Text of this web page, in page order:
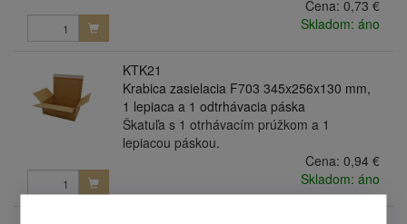
Cena: 0,73 €
Skladom: áno
KTK21
Krabica zasielacia F703 345x256x130 mm,
1 lepiaca a 1 odtrhávacia páska
Škatuľa s 1 otrhávacím prúžkom a 1
lepiacou páskou.
Cena: 0,94 €
Skladom: áno